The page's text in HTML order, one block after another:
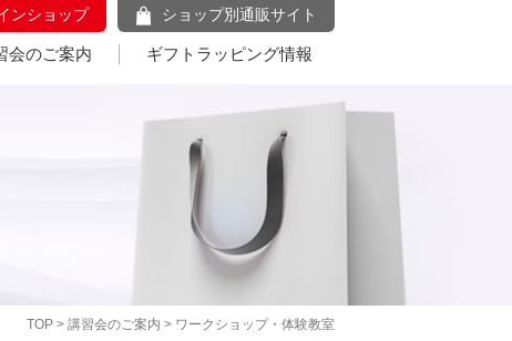
ンショップ ショップ別通販サイト
会のご案内 ギフトラッピング情報
TOP > 講習会のご案内 > ワークショップ・体験教室